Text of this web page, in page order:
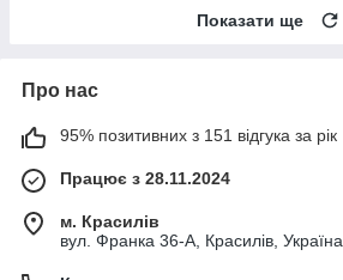
Показати ще
Про нас
95% позитивних з 151 відгука за рік
Працює з 28.11.2024
м. Красилів
вул. Франка 36-А, Красилів, Україна